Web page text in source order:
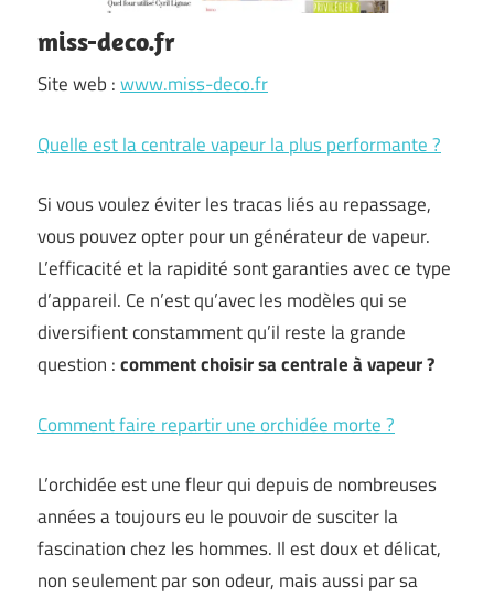
miss-deco.fr
Site web :www.miss-deco.fr
Quelle est la centrale vapeur la plus performante ?
Si vous voulez éviter les tracas liés au repassage,
vous pouvez opter pour un générateur de vapeur.
L’efficacité et la rapidité sont garanties avec ce type
d’appareil. Ce n’est qu’avec les modèles qui se
diversifient constamment qu’il reste la grande
question :comment choisir sa centrale à vapeur ?
Comment faire repartir une orchidée morte ?
L’orchidée est une fleur qui depuis de nombreuses
années a toujours eu le pouvoir de susciter la
fascination chez les hommes. Il est doux et délicat,
non seulement par son odeur, mais aussi par sa